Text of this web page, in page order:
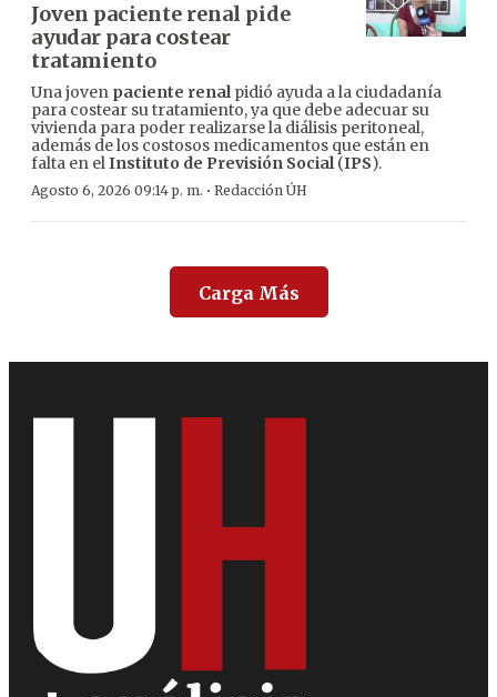
Joven paciente renal pide
ayudar para costear
tratamiento
Una joven paciente renalpidió ayuda a la ciudadanía
para costear su tratamiento, ya que debe adecuar su
vivienda para poder realizarse la diálisis peritoneal,
además de los costosos medicamentos que están en
falta en elInstituto de Previsión Social(IPS).
Agosto 6, 2026 09:14 p. m. · Redacción ÚH
Carga Más